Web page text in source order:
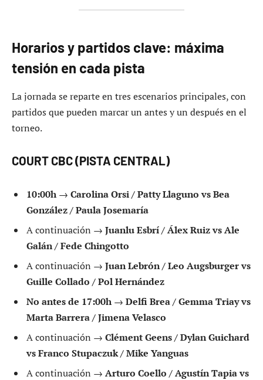
Horarios y partidos clave: máxima
tensión en cada pista
La jornada se reparte en tres escenarios principales, con
partidos que pueden marcar un antes y un después en el
torneo.
COURT CBC (PISTA CENTRAL)
10:00h → Carolina Orsi / Patty Llaguno vs Bea
González / Paula Josemaría
A continuación → Juanlu Esbrí / Álex Ruiz vs Ale
Galán / Fede Chingotto
A continuación → Juan Lebrón / Leo Augsburger vs
Guille Collado / Pol Hernández
No antes de 17:00h → Delfi Brea / Gemma Triay vs
Marta Barrera / Jimena Velasco
A continuación → Clément Geens / Dylan Guichard
vs Franco Stupaczuk / Mike Yanguas
A continuación → Arturo Coello / Agustín Tapia vs